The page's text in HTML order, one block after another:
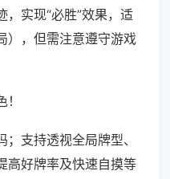
实现“必胜”效果，适
），但需注意遵守游戏
支持透视全局牌型、
高好牌率及快速自摸等